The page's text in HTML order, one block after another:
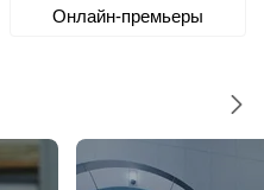
Онлайн-премьеры